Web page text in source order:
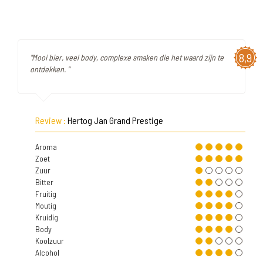
8,9
"Mooi bier, veel body, complexe smaken die het waard zijn te
ontdekken. "
Review : Hertog Jan Grand Prestige
Aroma
Zoet
Zuur
Bitter
Fruitig
Moutig
Kruidig
Body
Koolzuur
Alcohol